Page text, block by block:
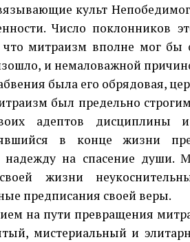
культ
Число поклонников
что митраизм вполне мог бы
и немаловажной
была его обрядовая,
был предельно
адептов дисциплины
в конце жизни
надежду на спасение души.
жизни
предписания своей веры.
на пути превращения
мистериальный и